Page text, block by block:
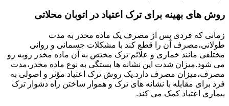
روش های بهینه برای ترک اعتیاد در اتوبان محلاتی
زمانی که فردی پس از مصرف یک ماده مخدر به مدت
طولانی،مصرف آن را قطع کند با مشکلات جسمانی و روانی
مختلفی مانند خماری و علائم ترک مختص به آن ماده مخدر روبه رو
می شود.میزان شدت این نشانه ها بستگی به نوع ماده مخدر،مدت
مصرف،میزان مصرف دارد.یک روش ترک اعتیاد مؤثر و اصولی به
فرد برای مقابله با نشانه های ترک و هموار ساختن راه دشوار ترک
بیماری اعتیاد کمک می کند.